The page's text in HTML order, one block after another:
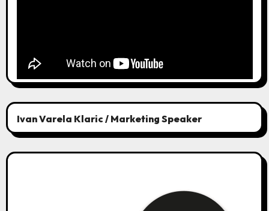
Ivan Varela Klaric / Marketing Speaker